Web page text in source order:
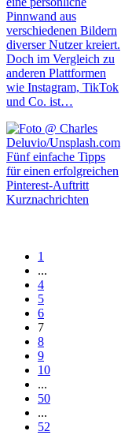
Pinnwand aus
verschiedenen Bildern
diverser Nutzer kreiert.
Doch im Vergleich zu
anderen Plattformen
wie Instagram, TikTok
und Co. ist…
Fünf einfache Tipps
für einen erfolgreichen
Pinterest-Auftritt
Kurznachrichten
1
...
4
5
6
7
8
9
10
...
50
...
52